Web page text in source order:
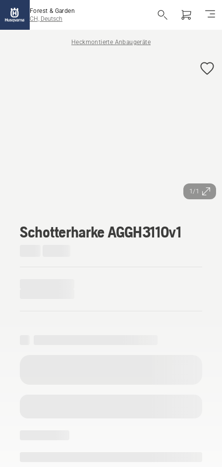
Forest & Garden
CH, Deutsch
Heckmontierte Anbaugeräte
1/1
Schotterharke AGGH3110v1